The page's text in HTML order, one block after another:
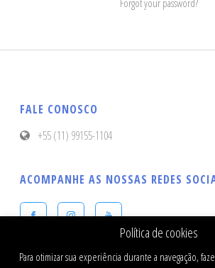
Forgot your password?
FALE CONOSCO
+55 (11) 99155-1104
ACOMPANHE AS NOSSAS REDES
Política de cookies
Para otimizar sua experiência durante a navegação,